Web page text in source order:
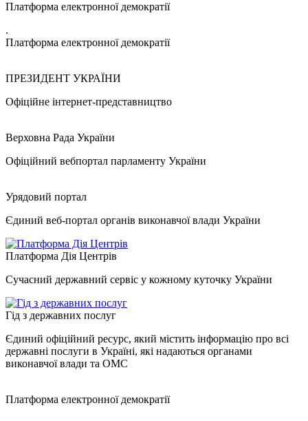
Платформа електронної демократії
.
Платформа електронної демократії
ПРЕЗИДЕНТ УКРАЇНИ
Офіційне інтернет-представництво
Верховна Рада України
Офіційний вебпортал парламенту України
Урядовий портал
Єдиний веб-портал органів виконавчої влади України
Платформа Дія Центрів
Сучасний державний сервіс у кожному куточку України
Гід з державних послуг
Єдиний офіційний ресурс, який містить інформацію про всі
державні послуги в Україні, які надаються органами
виконавчої влади та ОМС
Платформа електронної демократії